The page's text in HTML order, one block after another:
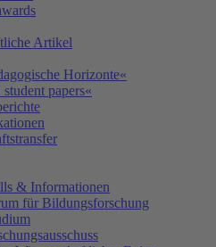
Artikel
Horizonte«
papers«
& Informationen
für Bildungsforschung